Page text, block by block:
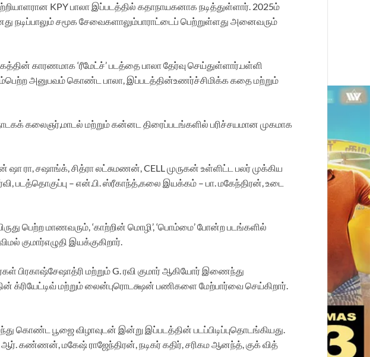
KPY பாலா இப்படத்தில் கதாநாயகனாக நடித்துள்ளார். 2025ம்
நடிப்பாலும் சமூக சேவைகளாலும்பாராட்டைப் பெற்றுள்ளது அனைவரும்
காரணமாக ‘ரீமேட்ச்’ படத்தை பாலா தேர்வு செய்துள்ளார்.பள்ளி
அனுபவம் கொண்ட பாலா, இப்படத்தின்உணர்ச்சிமிக்க கதை மற்றும்
கலைஞர்,மாடல் மற்றும் கன்னட திரைப்படங்களில் பரிச்சயமான முகமாக
ரா, சஷாங்க், சித்ரா லட்சுமணன், CELL முருகன் உள்ளிட்ட பலர் முக்கிய
படத்தொகுப்பு – என்.பி. ஸ்ரீகாந்த்,கலை இயக்கம் – பா. மகேந்திரன், உடை
பெற்ற மாணவரும், ‘காற்றின் மொழி’, ‘பொம்மை’ போன்ற படங்களில்
குமார்எழுதி இயக்குகிறார்.
பிரகாஷ்சேஷாத்ரி மற்றும் G. ரவி குமார் ஆகியோர் இணைந்து
க்ரியேட்டிவ் மற்றும் லைன்புரொடக்ஷன் பணிகளை மேற்பார்வை செய்கிறார்.
கொண்ட பூஜை விழாவுடன் இன்று இப்படத்தின் படப்பிடிப்புதொடங்கியது.
கண்ணன், மகேஷ் ராஜேந்திரன், நடிகர் கதிர், சரிகம ஆனந்த், குக் வித்